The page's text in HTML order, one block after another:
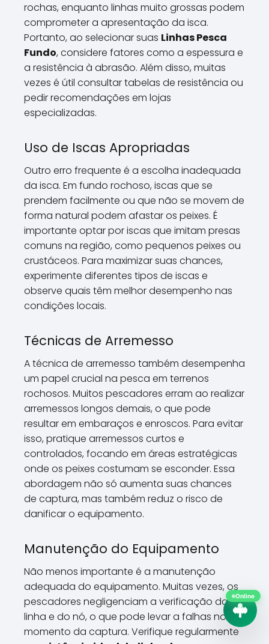
rochas, enquanto linhas muito grossas podem
comprometer a apresentação da isca.
Portanto, ao selecionar suas Linhas Pesca
Fundo, considere fatores como a espessura e
a resistência à abrasão. Além disso, muitas
vezes é útil consultar tabelas de resistência ou
pedir recomendações em lojas
especializadas.
Uso de Iscas Apropriadas
Outro erro frequente é a escolha inadequada
da isca. Em fundo rochoso, iscas que se
prendem facilmente ou que não se movem de
forma natural podem afastar os peixes. É
importante optar por iscas que imitam presas
comuns na região, como pequenos peixes ou
crustáceos. Para maximizar suas chances,
experimente diferentes tipos de iscas e
observe quais têm melhor desempenho nas
condições locais.
Técnicas de Arremesso
A técnica de arremesso também desempenha
um papel crucial na pesca em terrenos
rochosos. Muitos pescadores erram ao realizar
arremessos longos demais, o que pode
resultar em embaraços e enroscos. Para evitar
isso, pratique arremessos curtos e
controlados, focando em áreas estratégicas
onde os peixes costumam se esconder. Essa
abordagem não só aumenta suas chances
de captura, mas também reduz o risco de
danificar o equipamento.
Manutenção do Equipamento
Não menos importante é a manutenção
adequada do equipamento. Muitas vezes, os
pescadores negligenciam a verificação da
linha e do nó, o que pode levar a falhas no
momento da captura. Verifique regularmente
Online